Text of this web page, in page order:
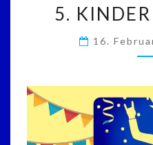
5.
16.